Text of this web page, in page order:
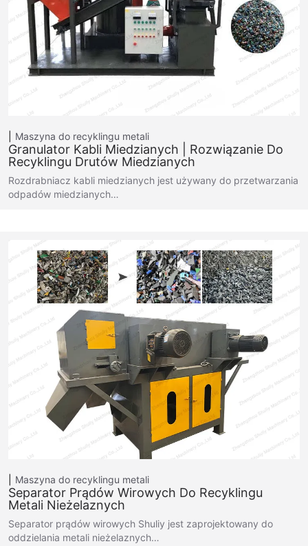
Maszyna do recyklingu metali
Granulator Kabli Miedzianych | Rozwiązanie Do
Recyklingu Drutów Miedzianych
Rozdrabniacz kabli miedzianych jest używany do przetwarzania
odpadów miedzianych…
Maszyna do recyklingu metali
Separator Prądów Wirowych Do Recyklingu
Metali Nieżelaznych
Separator prądów wirowych Shuliy jest zaprojektowany do
oddzielania metali nieżelaznych…